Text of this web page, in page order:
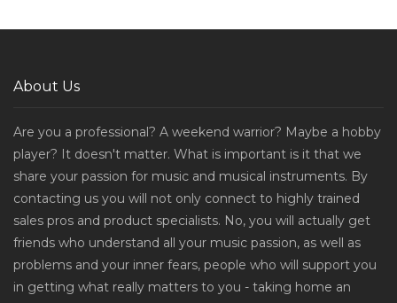
About Us
Are you a professional? A weekend warrior? Maybe a hobby
player? It doesn't matter. What is important is it that we
share your passion for music and musical instruments. By
contacting us you will not only connect to highly trained
sales pros and product specialists. No, you will actually get
friends who understand all your music passion, as well as
problems and your inner fears, people who will support you
in getting what really matters to you - taking home an